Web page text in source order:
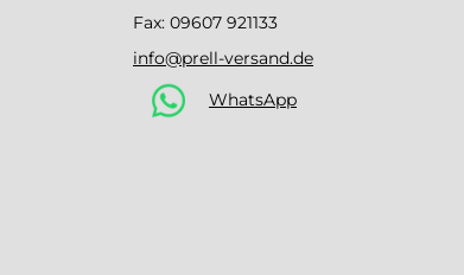
Fax: 09607 921133
info@prell-versand.de
WhatsApp